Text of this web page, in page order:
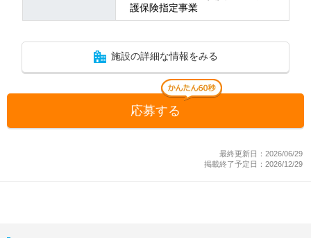
護保険指定事業
施設の詳細な情報をみる
応募する
最終更新日：2026/06/29
掲載終了予定日：2026/12/29